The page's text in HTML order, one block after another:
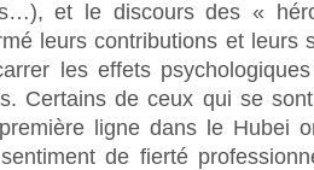
et le discours des «
leurs contributions et leurs
les effets
Certains de ceux qui se
ligne dans le Hubei
de fierté